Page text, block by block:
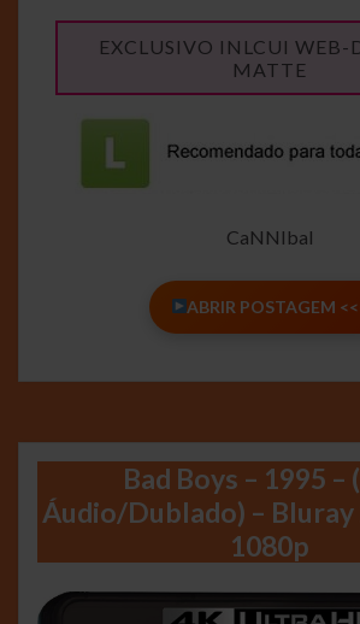
EXCLUSIVO INLCUI WEB-
MATTE
CaNNIbal
ABRIR POSTAGEM
Bad Boys – 1995 –
Áudio/Dublado) – Bluray
1080p